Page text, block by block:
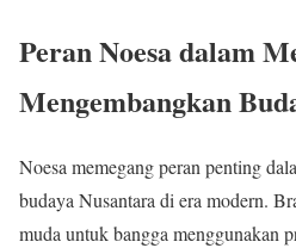
Peran Noesa dalam
Mengembangkan
Noesa memegang peran penting
budaya Nusantara di era modern.
muda untuk bangga menggunakan